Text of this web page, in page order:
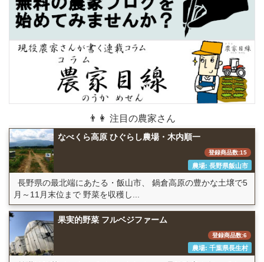
👨👩 注目の農家さん
なべくら高原 ひぐらし農場・木内順一
登録商品数:15
農場: 長野県飯山市
長野県の最北端にあたる・飯山市、 鍋倉高原の豊かな土壌で5
月～11月末位まで 野菜を収穫し...
果実的野菜 フルベジファーム
登録商品数:6
農場: 千葉県長生村